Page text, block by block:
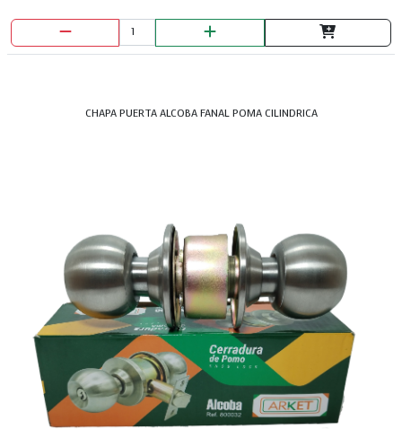
CHAPA PUERTA ALCOBA FANAL POMA CILINDRICA